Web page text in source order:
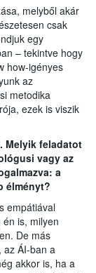
melyből akár
csak
egy
– tekintve hogy
how-igényes
az
metodika
ezek is viszik
Melyik feladatot
vagy az
a
élményt?
empátiával
is, milyen
De más
az ÁI-ban a
akkor is, ha a